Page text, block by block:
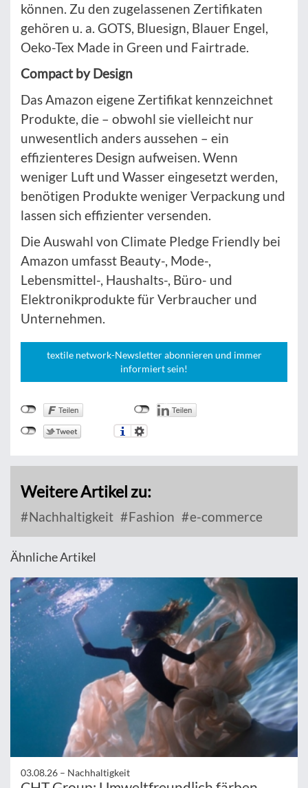
können. Zu den zugelassenen Zertifikaten
gehören u. a. GOTS, Bluesign, Blauer Engel,
Oeko-Tex Made in Green und Fairtrade.
Compact by Design
Das Amazon eigene Zertifikat kennzeichnet
Produkte, die – obwohl sie vielleicht nur
unwesentlich anders aussehen – ein
effizienteres Design aufweisen. Wenn
weniger Luft und Wasser eingesetzt werden,
benötigen Produkte weniger Verpackung und
lassen sich effizienter versenden.
Die Auswahl von Climate Pledge Friendly bei
Amazon umfasst Beauty-, Mode-,
Lebensmittel-, Haushalts-, Büro- und
Elektronikprodukte für Verbraucher und
Unternehmen.
textile network-Newsletter abonnieren und immer
informiert sein!
Weitere Artikel zu:
Nachhaltigkeit Fashion e-commerce
Ähnliche Artikel
03.08.26 – Nachhaltigkeit